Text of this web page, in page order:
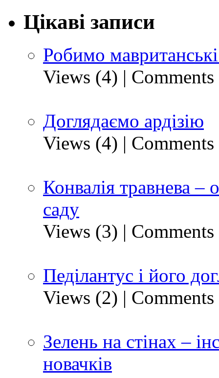
Цікаві записи
Робимо
Views (4) |
Доглядаємо ардізію
Views (4) |
Конвалія травнева –
саду
Views (3) |
Педілантус і його
Views (2) |
Зелень на стінах –
новачків